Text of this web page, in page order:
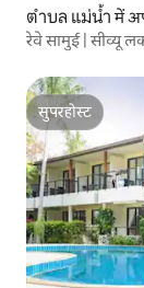
ตำบล แม่น้ำ में
रेवे सामुई | सीव्यू
सुपरहोस्ट
सुपरहोस्ट